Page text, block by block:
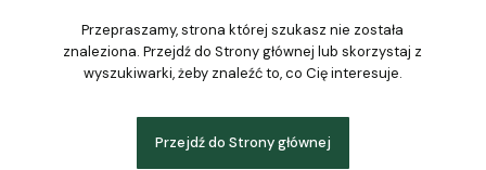
Przepraszamy, strona której szukasz nie została
znaleziona. Przejdź do Strony głównej lub skorzystaj z
wyszukiwarki, żeby znaleźć to, co Cię interesuje.
Przejdź do Strony głównej